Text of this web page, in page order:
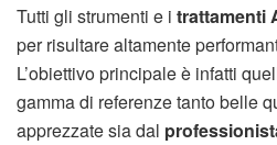
Tutti gli strumenti e i trattamenti
per risultare altamente
L’obiettivo principale è infatti
gamma di referenze tanto belle
apprezzate sia dal